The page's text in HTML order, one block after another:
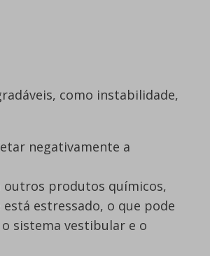
como instabilidade,
negativamente a
produtos químicos,
estressado, o que pode
sistema vestibular e o